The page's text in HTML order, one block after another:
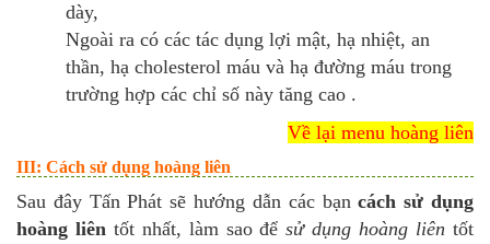
dày,
Ngoài ra có các tác dụng lợi mật, hạ nhiệt, an
thần, hạ cholesterol máu và hạ đường máu trong
trường hợp các chỉ số này tăng cao .
Về lại menu hoàng liên
III: Cách sử dụng hoàng liên
Sau đây Tấn Phát sẽ hướng dẫn các bạncách sử dụng
hoàng liêntốt nhất, làm sao đểsử dụng hoàng liên tốt